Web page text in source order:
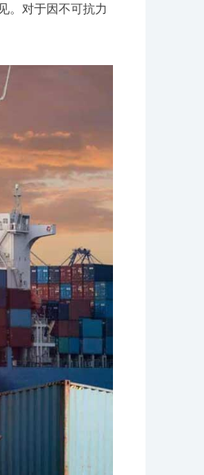
。对于因不可抗力